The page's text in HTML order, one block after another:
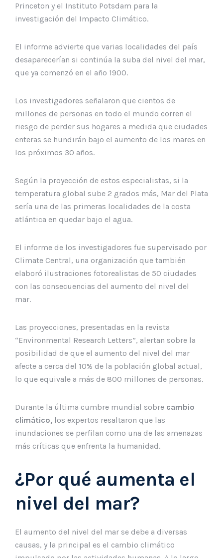
Princeton y el Instituto Potsdam para la
investigación del Impacto Climático.
El informe advierte que varias localidades del país
desaparecerían si continúa la suba del nivel del mar,
que ya comenzó en el año 1900.
Los investigadores señalaron que cientos de
millones de personas en todo el mundo corren el
riesgo de perder sus hogares a medida que ciudades
enteras se hundirán bajo el aumento de los mares en
los próximos 30 años.
Según la proyección de estos especialistas, si la
temperatura global sube 2 grados más, Mar del Plata
sería una de las primeras localidades de la costa
atlántica en quedar bajo el agua.
El informe de los investigadores fue supervisado por
Climate Central, una organización que también
elaboró ilustraciones fotorealistas de 50 ciudades
con las consecuencias del aumento del nivel del
mar.
Las proyecciones, presentadas en la revista
“Environmental Research Letters”, alertan sobre la
posibilidad de que el aumento del nivel del mar
afecte a cerca del 10% de la población global actual,
lo que equivale a más de 800 millones de personas.
Durante la última cumbre mundial sobre cambio
climático, los expertos resaltaron que las
inundaciones se perfilan como una de las amenazas
más críticas que enfrenta la humanidad.
¿Por qué aumenta el
nivel del mar?
El aumento del nivel del mar se debe a diversas
causas, y la principal es el cambio climático